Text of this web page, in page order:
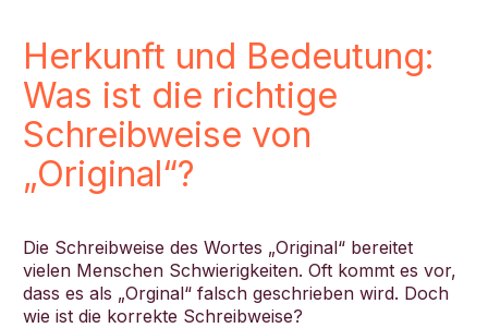
Herkunft und Bedeutung:
Was ist die richtige
Schreibweise von
„Original“?
Die Schreibweise des Wortes „Original“ bereitet
vielen Menschen Schwierigkeiten. Oft kommt es vor,
dass es als „Orginal“ falsch geschrieben wird. Doch
wie ist die korrekte Schreibweise?